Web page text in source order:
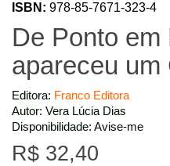
ISBN: 978-85-7671-323-4
De Ponto em
apareceu um
Editora: Franco Editora
Autor: Vera Lúcia Dias
Disponibilidade: Avise-me
R$ 32,40